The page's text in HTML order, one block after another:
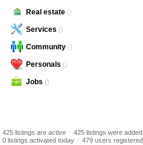
Real estate ()
Services ()
Community ()
Personals ()
Jobs ()
425 listings are active - 425 listings were added
0 listings activated today - 479 users registered